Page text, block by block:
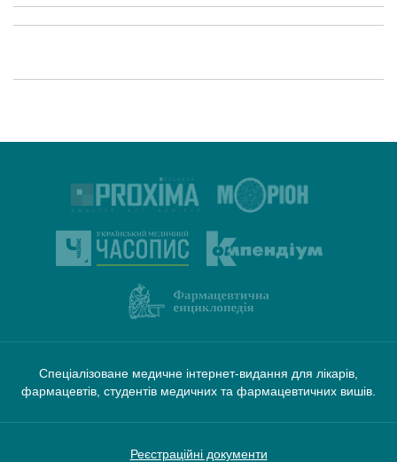
Спеціалізоване медичне інтернет-видання для лікарів,
фармацевтів, студентів медичних та фармацевтичних вишів.
Реєстраційні документи